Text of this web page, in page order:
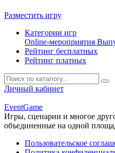
Разместить игру
Категории игр
Online-мероприятия
Рейтинг бесплатных
Рейтинг платных
Личный кабинет
EventGame
Игры, сценарии и многое
объединенные на одной
Пользовательское